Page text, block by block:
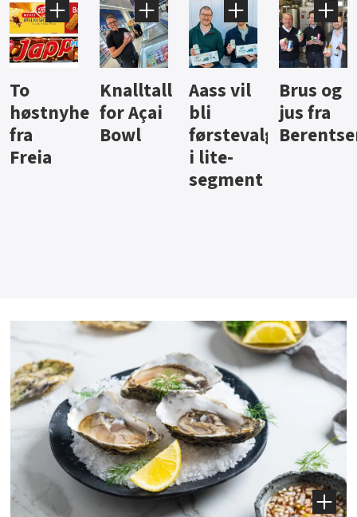
Knalltall
for Açai
Bowl
Aass vil
bli
førstevalg
Brus og
jus fra
Berentsen
Hard
iste fra
Hansa